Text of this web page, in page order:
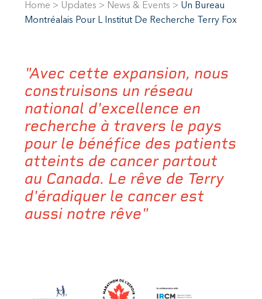
Home > Updates > News & Events > Un Bureau
Montréalais Pour L Institut De Recherche Terry Fox
"Avec cette expansion, nous
construisons un réseau
national d'excellence en
recherche à travers le pays
pour le bénéfice des patients
atteints de cancer partout
au Canada. Le rêve de Terry
d'éradiquer le cancer est
aussi notre rêve"